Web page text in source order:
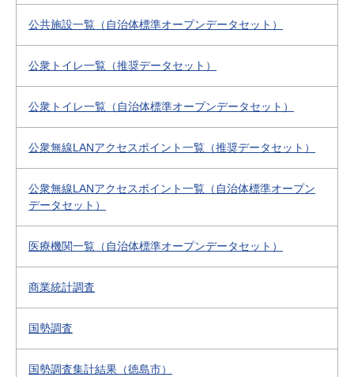
公共施設一覧（自治体標準オープンデータセット）
公衆トイレ一覧（推奨データセット）
公衆トイレ一覧（自治体標準オープンデータセット）
公衆無線LANアクセスポイント一覧（推奨データセット）
公衆無線LANアクセスポイント一覧（自治体標準オープン
データセット）
医療機関一覧（自治体標準オープンデータセット）
商業統計調査
国勢調査
国勢調査集計結果（徳島市）